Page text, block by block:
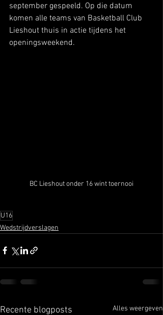
september gespeeld. Op die datum
komen alle teams van Basketball Club
Lieshout thuis in actie tijdens het
openingsweekend.
BC Lieshout onder 16 wint toernooi
U16
Wedstrijdverslagen
Recente blogposts Alles weergeven